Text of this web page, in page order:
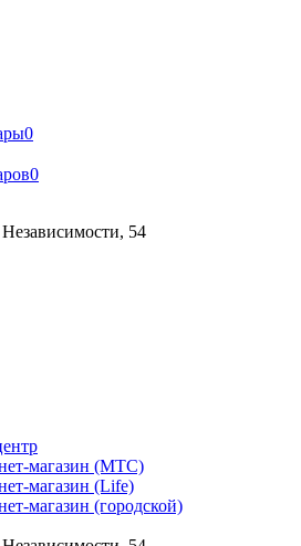
0
0
54
магазин (МТС)
магазин (Life)
магазин (городской)